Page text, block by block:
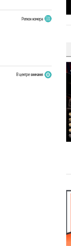
Регион номера
В центре внимания